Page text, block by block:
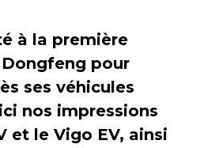
à la première
pour
ses véhicules
nos impressions
et le Vigo EV, ainsi